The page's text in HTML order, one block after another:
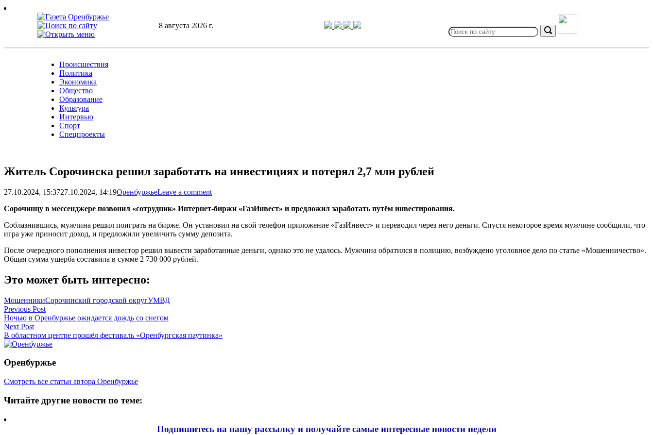
Skip
8 августа 2026 г.
for:
Search
Происшествия
Политика
Экономика
Общество
Образование
Культура
Интервью
Спорт
Спецпроекты
Житель Сорочинска решил заработать на инвестициях и потерял 2,7 млн рублей
27.10.2024, 15:3727.10.2024, 14:19ОренбуржьеLeave a comment
Сорочинцу в мессенджере позвонил «сотрудник» Интернет-биржи «ГазИнвест» и предложил заработать путём инвестирования.
Соблазнившись, мужчина решил поиграть на бирже. Он установил на свой телефон приложение «ГазИнвест» и переводил через него деньги. Спустя некоторое время мужчине сообщили, что
игра уже приносит доход, и предложили увеличить сумму депозита.
После очередного пополнения инвестор решил вывести заработанные деньги, однако это не удалось. Мужчина обратился в полицию, возбуждено уголовное дело по статье «Мошенничество».
Общая сумма ущерба составила в сумме 2 730 000 рублей.
Это может быть интересно:
МошенникиСорочинский городской округУМВД
Навигация
по
записям
Previous Post
Ночью в Оренбуржье ожидается дождь со снегом
Next Post
В областном центре прошёл фестиваль «Оренбургская паутинка»
Оренбуржье
Смотреть все статьи автора Оренбуржье
Читайте другие новости по теме:
Подпишитесь на нашу рассылку и получайте самые интересные новости недели